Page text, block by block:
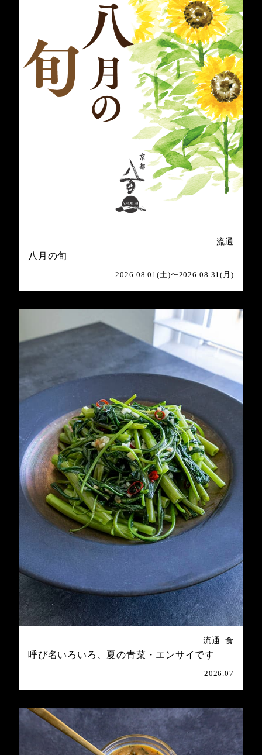
流通
八月の旬
2026.08.01(土)〜2026.08.31(月)
流通 食
呼び名いろいろ、夏の青菜・エンサイです
2026.07